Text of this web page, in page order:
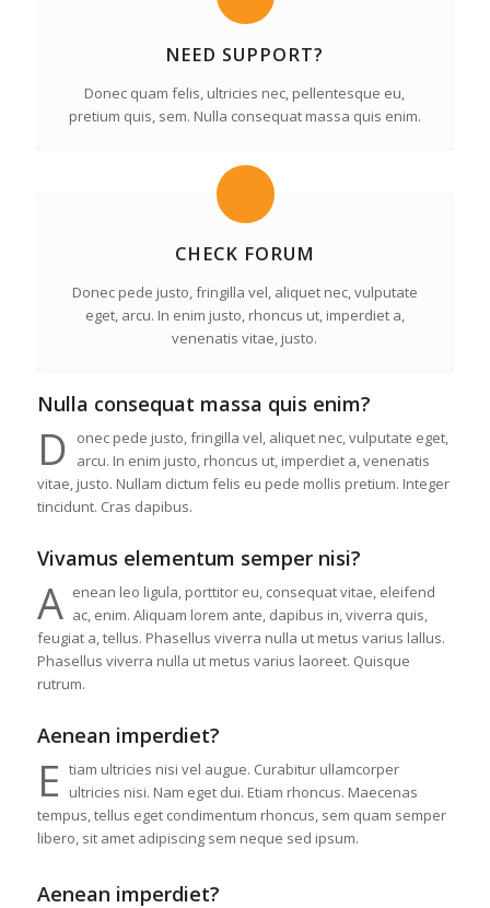
NEED SUPPORT?
Donec quam felis, ultricies nec, pellentesque eu,
pretium quis, sem. Nulla consequat massa quis enim.
CHECK FORUM
Donec pede justo, fringilla vel, aliquet nec, vulputate
eget, arcu. In enim justo, rhoncus ut, imperdiet a,
venenatis vitae, justo.
Nulla consequat massa quis enim?
D
onec pede justo, fringilla vel, aliquet nec, vulputate eget,
arcu. In enim justo, rhoncus ut, imperdiet a, venenatis
vitae, justo. Nullam dictum felis eu pede mollis pretium. Integer
tincidunt. Cras dapibus.
Vivamus elementum semper nisi?
A enean leo ligula, porttitor eu, consequat vitae, eleifend
ac, enim. Aliquam lorem ante, dapibus in, viverra quis,
feugiat a, tellus. Phasellus viverra nulla ut metus varius lallus.
Phasellus viverra nulla ut metus varius laoreet. Quisque
rutrum.
Aenean imperdiet?
E tiam ultricies nisi vel augue. Curabitur ullamcorper
ultricies nisi. Nam eget dui. Etiam rhoncus. Maecenas
tempus, tellus eget condimentum rhoncus, sem quam semper
libero, sit amet adipiscing sem neque sed ipsum.
Aenean imperdiet?